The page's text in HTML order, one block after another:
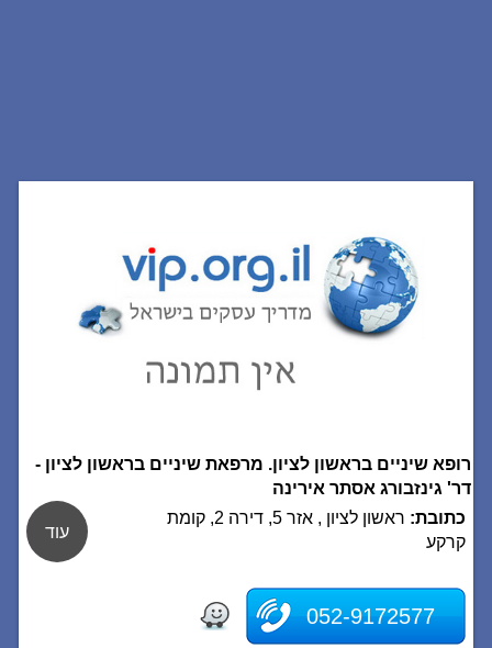
רופא שיניים בראשון לציון. מרפאת שיניים בראשון לציון -
דר' גינזבורג אסתר אירינה
כתובת:
ראשון לציון , אזר 5, דירה 2, קומת
קרקע
052-9172577
עוד